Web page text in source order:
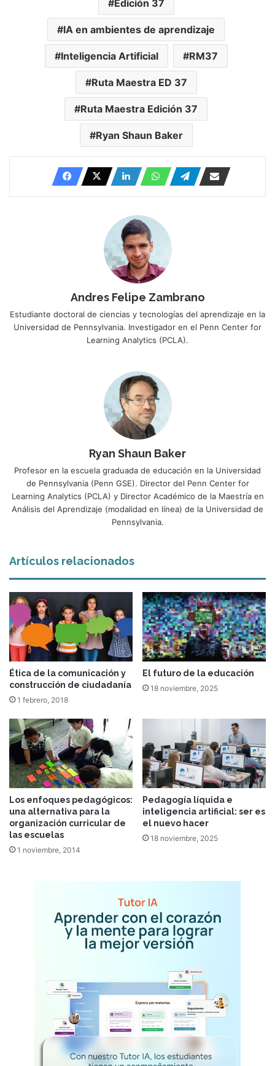
Edición 37
IA en ambientes de aprendizaje
Inteligencia Artificial RM37
Ruta Maestra ED 37
Ruta Maestra Edición 37
Ryan Shaun Baker
Andres Felipe Zambrano
Estudiante doctoral de ciencias y tecnologías del aprendizaje en la
Universidad de Pennsylvania. Investigador en el Penn Center for
Learning Analytics (PCLA).
Ryan Shaun Baker
Profesor en la escuela graduada de educación en la Universidad
de Pennsylvania (Penn GSE). Director del Penn Center for
Learning Analytics (PCLA) y Director Académico de la Maestría en
Análisis del Aprendizaje (modalidad en línea) de la Universidad de
Pennsylvania.
Artículos relacionados
Ética de la comunicación y
construcción de ciudadanía
1 febrero, 2018
El futuro de la educación
18 noviembre, 2025
Los enfoques pedagógicos:
una alternativa para la
organización curricular de
las escuelas
1 noviembre, 2014
Pedagogía líquida e
inteligencia artificial: ser es
el nuevo hacer
18 noviembre, 2025